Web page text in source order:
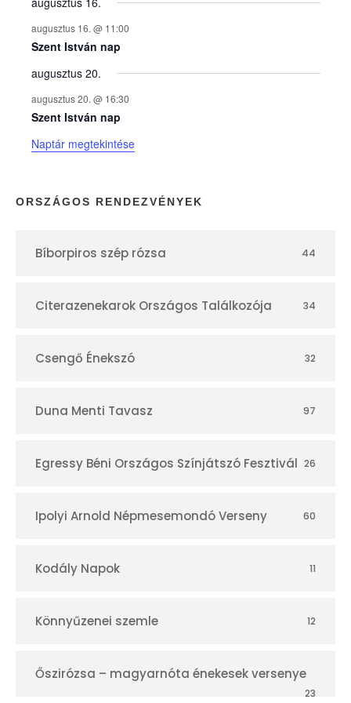
y
e
k
n
a
p
r
augusztus 16. @ 11:00
Szent István nap
augusztus 20.
augusztus 20. @ 16:30
Szent István nap
Naptár megtekintése
ORSZÁGOS RENDEZVÉNYEK
Bíborpiros szép rózsa 44
Citerazenekarok Országos Találkozója 34
Csengő Énekszó 32
Duna Menti Tavasz 97
Egressy Béni Országos Színjátszó Fesztivál 26
Ipolyi Arnold Népmesemondó Verseny 60
Kodály Napok 11
Könnyűzenei szemle 12
Őszirózsa – magyarnóta énekesek versenye
23